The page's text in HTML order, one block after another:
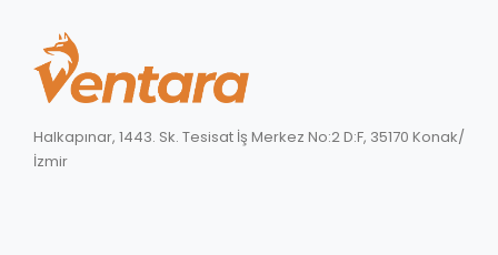
Halkapınar, 1443. Sk. Tesisat İş Merkez No:2 D:F, 35170 Konak/
İzmir